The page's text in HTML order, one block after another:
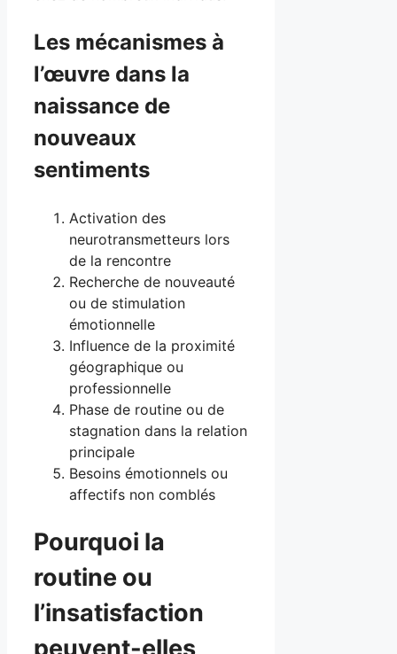
Les mécanismes à
l’œuvre dans la
naissance de
nouveaux
sentiments
Activation des
neurotransmetteurs lors
de la rencontre
Recherche de nouveauté
ou de stimulation
émotionnelle
Influence de la proximité
géographique ou
professionnelle
Phase de routine ou de
stagnation dans la relation
principale
Besoins émotionnels ou
affectifs non comblés
Pourquoi la
routine ou
l’insatisfaction